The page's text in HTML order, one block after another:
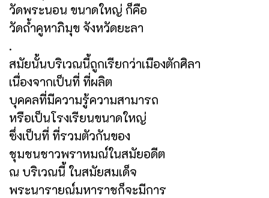
วัดพระนอน ขนาดใหญ่ ก็คือ
วัดถ้ำคูหาภิมุข จังหวัดยะลา
.
สมัยนั้นบริเวณนี้ถูกเรียกว่าเมืองตักศิลา
เนื่องจากเป็นที่ ที่ผลิต
บุคคลที่มีความรู้ความสามารถ
หรือเป็นโรงเรียนขนาดใหญ่
ซึ่งเป็นที่ ที่รวมตัวกันของ
ชุมชนชาวพราหมณ์ในสมัยอดีต
ณ บริเวณนี้ ในสมัยสมเด็จ
พระนารายณ์มหาราชก็จะมีการ